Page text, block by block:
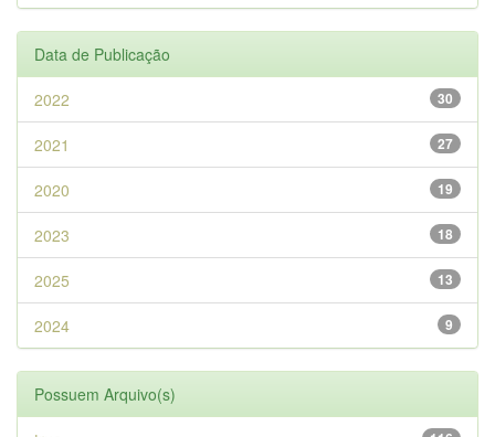
Data de Publicação
30
2022
27
2021
19
2020
18
2023
13
2025
9
2024
Possuem Arquivo(s)